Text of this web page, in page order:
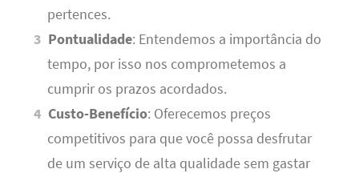
pertences.
Pontualidade: Entendemos a importância do
tempo, por isso nos comprometemos a
cumprir os prazos acordados.
Custo-Benefício: Oferecemos preços
competitivos para que você possa desfrutar
de um serviço de alta qualidade sem gastar